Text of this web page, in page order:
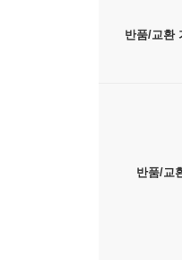
반품/교환
반품/교